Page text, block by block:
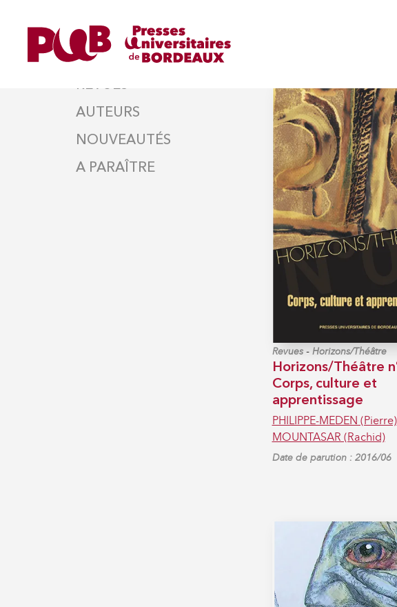
OUVRAGES
REVUES
AUTEURS
NOUVEAUTÉS
A PARAÎTRE
Revues- Horizons/Théâtre
Horizons/Théâtre
Corps, culture et
apprentissage
PHILIPPE-MEDEN (Pierre)
MOUNTASAR (Rachid)
Date de parution : 2016/06